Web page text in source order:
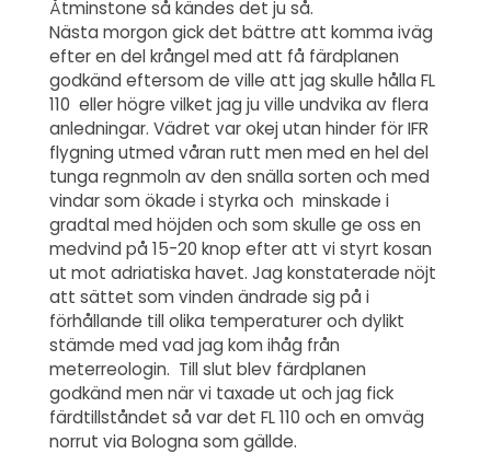
Åtminstone så kändes det ju så.
Nästa morgon gick det bättre att komma iväg
efter en del krångel med att få färdplanen
godkänd eftersom de ville att jag skulle hålla FL
110 eller högre vilket jag ju ville undvika av flera
anledningar. Vädret var okej utan hinder för IFR
flygning utmed våran rutt men med en hel del
tunga regnmoln av den snälla sorten och med
vindar som ökade i styrka och minskade i
gradtal med höjden och som skulle ge oss en
medvind på 15-20 knop efter att vi styrt kosan
ut mot adriatiska havet. Jag konstaterade nöjt
att sättet som vinden ändrade sig på i
förhållande till olika temperaturer och dylikt
stämde med vad jag kom ihåg från
meterreologin. Till slut blev färdplanen
godkänd men när vi taxade ut och jag fick
färdtillståndet så var det FL 110 och en omväg
norrut via Bologna som gällde.